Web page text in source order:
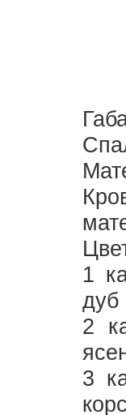
1
дуб
2
3